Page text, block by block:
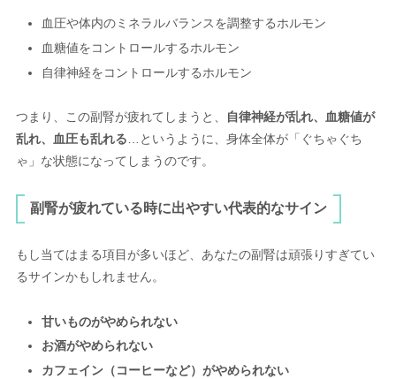
血圧や体内のミネラルバランスを調整するホルモン
血糖値をコントロールするホルモン
自律神経をコントロールするホルモン
つまり、この副腎が疲れてしまうと、
自律神経が乱れ、血糖値が
乱れ、血圧も乱れる …というように、身体全体が「ぐちゃぐち
ゃ」な状態になってしまうのです。
副腎が疲れている時に出やすい代表的なサイン
もし当てはまる項目が多いほど、あなたの副腎は頑張りすぎてい
るサインかもしれません。
甘いものがやめられない
お酒がやめられない
カフェイン（コーヒーなど）がやめられない